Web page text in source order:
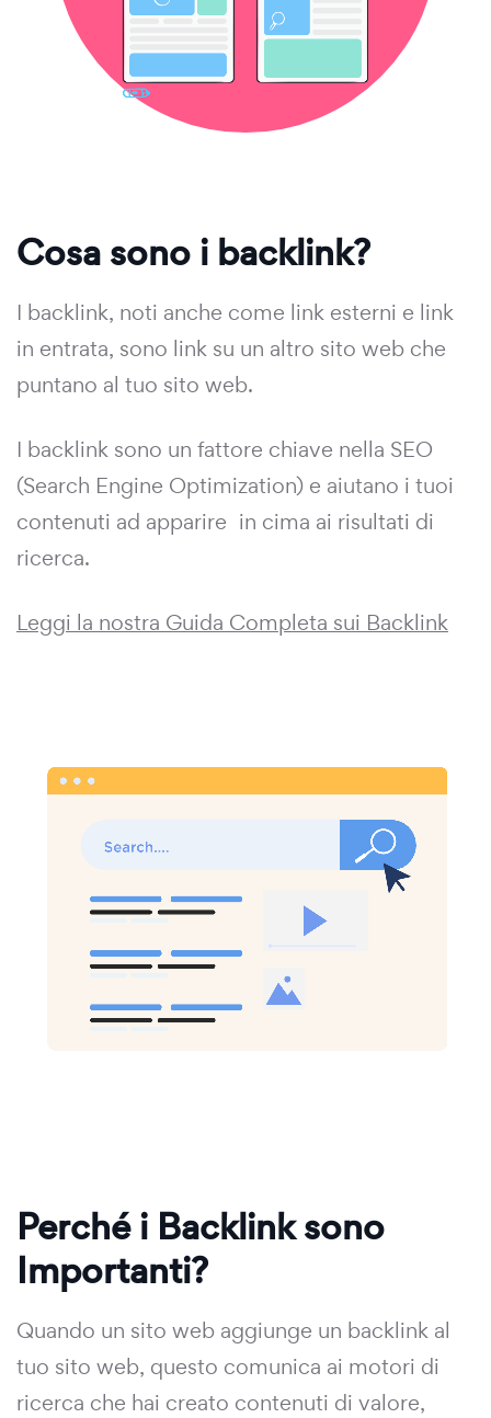
Cosa sono i backlink?
I backlink, noti anche come link esterni e link
in entrata, sono link su un altro sito web che
puntano al tuo sito web.
I backlink sono un fattore chiave nella SEO
(Search Engine Optimization) e aiutano i tuoi
contenuti ad apparire in cima ai risultati di
ricerca.
Leggi la nostra Guida Completa sui Backlink
Perché i Backlink sono
Importanti?
Quando un sito web aggiunge un backlink al
tuo sito web, questo comunica ai motori di
ricerca che hai creato contenuti di valore,